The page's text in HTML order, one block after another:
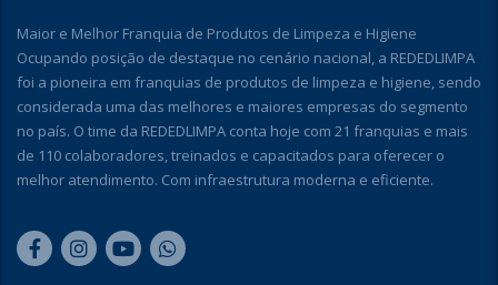
Maior e Melhor Franquia de Produtos de Limpeza e Higiene
Ocupando posição de destaque no cenário nacional, a REDEDLIMPA
foi a pioneira em franquias de produtos de limpeza e higiene, sendo
considerada uma das melhores e maiores empresas do segmento
no país. O time da REDEDLIMPA conta hoje com 21 franquias e mais
de 110 colaboradores, treinados e capacitados para oferecer o
melhor atendimento. Com infraestrutura moderna e eficiente.